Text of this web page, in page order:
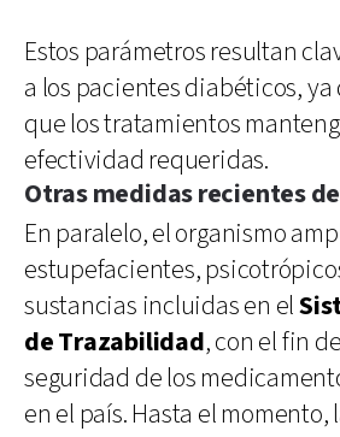
Estos parámetros resultan
a los pacientes diabéticos, ya
que los tratamientos
efectividad requeridas.
Otras medidas recientes
En paralelo, el organismo
estupefacientes,
sustancias incluidas en el
de Trazabilidad, con el fin
seguridad de los
en el país. Hasta el